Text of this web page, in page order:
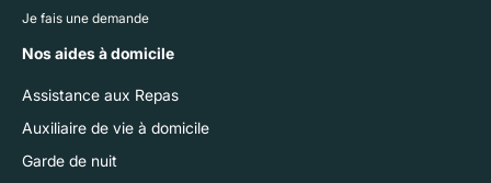
Je fais une demande
Nos aides à domicile
Assistance aux Repas
Auxiliaire de vie à domicile
Garde de nuit